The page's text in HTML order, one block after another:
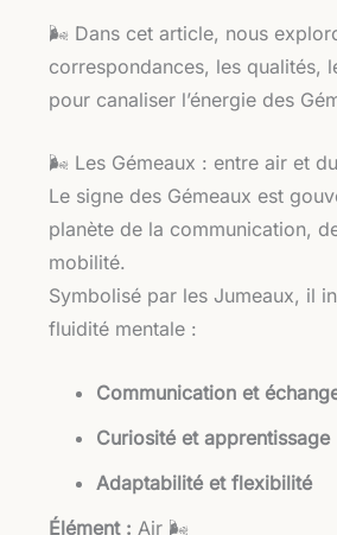
🌬️ Dans cet article, nous
correspondances, les qualités,
pour canaliser l’énergie des
🌬️ Les Gémeaux : entre air et
Le signe des Gémeaux est
planète de la communication,
mobilité.
Symbolisé par les Jumeaux, il
fluidité mentale :
Communication et
Curiosité et apprentissage
Adaptabilité et flexibilité
Élément : Air 🌬️